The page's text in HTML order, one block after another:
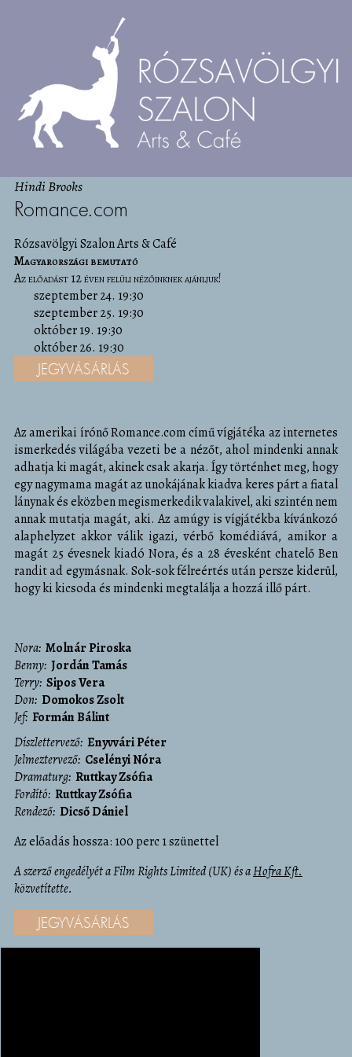
Hindi Brooks
Romance.com
Rózsavölgyi Szalon Arts & Café
Magyarországi bemutató
Az előadást 12 éven felüli nézőinknek ajánljuk!
szeptember 24. 19:30
szeptember 25. 19:30
október 19. 19:30
október 26. 19:30
JEGYVÁSÁRLÁS
Az amerikai írónő Romance.com című vígjátéka az internetes
ismerkedés világába vezeti be a nézőt, ahol mindenki annak
adhatja ki magát, akinek csak akarja. Így történhet meg, hogy
egy nagymama magát az unokájának kiadva keres párt a fiatal
lánynak és eközben megismerkedik valakivel, aki szintén nem
annak mutatja magát, aki. Az amúgy is vígjátékba kívánkozó
alaphelyzet akkor válik igazi, vérbő komédiává, amikor a
magát 25 évesnek kiadó Nora, és a 28 évesként chatelő Ben
randit ad egymásnak. Sok-sok félreértés után persze kiderül,
hogy ki kicsoda és mindenki megtalálja a hozzá illő párt.
Nora Molnár Piroska
Benny Jordán Tamás
Terry Sipos Vera
Don Domokos Zsolt
Jef Formán Bálint
díszlettervező Enyvvári Péter
jelmeztervező Cselényi Nóra
dramaturg Ruttkay Zsófia
fordító Ruttkay Zsófia
rendező Dicső Dániel
Az előadás hossza: 100 perc 1 szünettel
A szerző engedélyét a Film Rights Limited (UK) és aHofra Kft.
közvetítette.
JEGYVÁSÁRLÁS